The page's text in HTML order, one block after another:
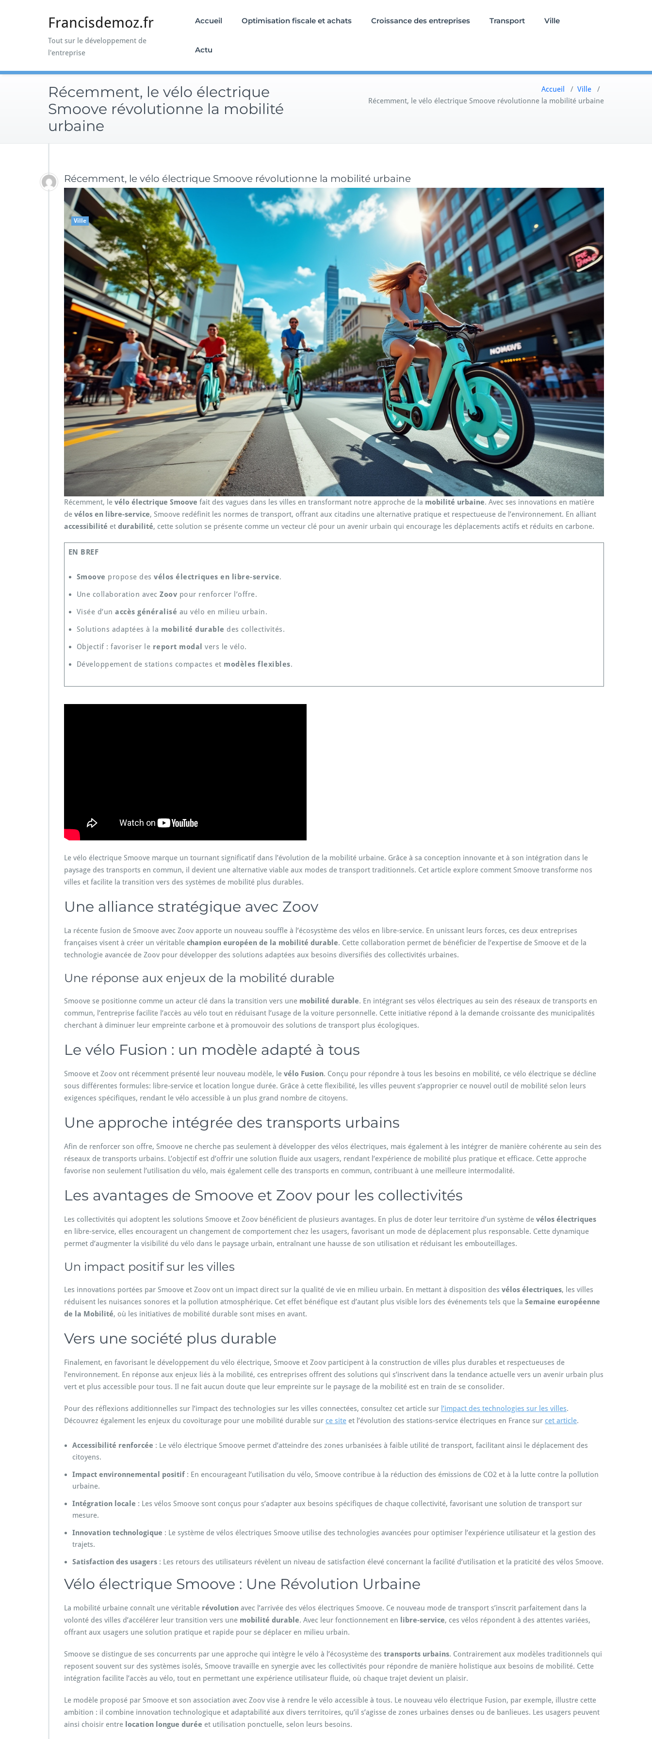
Francisdemoz.fr
Tout sur le développement de
l'entreprise
Accueil Optimisation fiscale et achats Croissance des entreprises Transport Ville
Actu
Récemment, le vélo électrique
Smoove révolutionne la mobilité
urbaine
Accueil / Ville /
Récemment, le vélo électrique Smoove révolutionne la mobilité urbaine
Récemment, le vélo électrique Smoove révolutionne la mobilité urbaine
Ville
Récemment, le vélo électrique Smoove fait des vagues dans les villes en transformant notre approche de la mobilité urbaine. Avec ses innovations en matière
de vélos en libre-service, Smoove redéfinit les normes de transport, offrant aux citadins une alternative pratique et respectueuse de l’environnement. En alliant
accessibilité et durabilité, cette solution se présente comme un vecteur clé pour un avenir urbain qui encourage les déplacements actifs et réduits en carbone.
EN BREF
Smoove propose des vélos électriques en libre-service.
Une collaboration avec Zoov pour renforcer l’offre.
Visée d’un accès généralisé au vélo en milieu urbain.
Solutions adaptées à la mobilité durable des collectivités.
Objectif : favoriser le report modal
vers le vélo.
Développement de stations compactes et modèles flexibles.
Le vélo électrique Smoove marque un tournant significatif dans l’évolution de la mobilité urbaine. Grâce à sa conception innovante et à son intégration dans le
paysage des transports en commun, il devient une alternative viable aux modes de transport traditionnels. Cet article explore comment Smoove transforme nos
villes et facilite la transition vers des systèmes de mobilité plus durables.
Une alliance stratégique avec Zoov
La récente fusion de Smoove avec Zoov apporte un nouveau souffle à l’écosystème des vélos en libre-service. En unissant leurs forces, ces deux entreprises
françaises visent à créer un véritable champion européen de la mobilité durable. Cette collaboration permet de bénéficier de l’expertise de Smoove et de la
technologie avancée de Zoov pour développer des solutions adaptées aux besoins diversifiés des collectivités urbaines.
Une réponse aux enjeux de la mobilité durable
Smoove se positionne comme un acteur clé dans la transition vers une mobilité durable. En intégrant ses vélos électriques au sein des réseaux de transports en
commun, l’entreprise facilite l’accès au vélo tout en réduisant l’usage de la voiture personnelle. Cette initiative répond à la demande croissante des municipalités
cherchant à diminuer leur empreinte carbone et à promouvoir des solutions de transport plus écologiques.
Le vélo Fusion : un modèle adapté à tous
Smoove et Zoov ont récemment présenté leur nouveau modèle, le vélo Fusion. Conçu pour répondre à tous les besoins en mobilité, ce vélo électrique se décline
sous différentes formules: libre-service et location longue durée. Grâce à cette flexibilité, les villes peuvent s’approprier ce nouvel outil de mobilité selon leurs
exigences spécifiques, rendant le vélo accessible à un plus grand nombre de citoyens.
Une approche intégrée des transports urbains
Afin de renforcer son offre, Smoove ne cherche pas seulement à développer des vélos électriques, mais également à les intégrer de manière cohérente au sein des
réseaux de transports urbains. L’objectif est d’offrir une solution fluide aux usagers, rendant l’expérience de mobilité plus pratique et efficace. Cette approche
favorise non seulement l’utilisation du vélo, mais également celle des transports en commun, contribuant à une meilleure intermodalité.
Les avantages de Smoove et Zoov pour les collectivités
Les collectivités qui adoptent les solutions Smoove et Zoov bénéficient de plusieurs avantages. En plus de doter leur territoire d’un système de vélos électriques
en libre-service, elles encouragent un changement de comportement chez les usagers, favorisant un mode de déplacement plus responsable. Cette dynamique
permet d’augmenter la visibilité du vélo dans le paysage urbain, entraînant une hausse de son utilisation et réduisant les embouteillages.
Un impact positif sur les villes
Les innovations portées par Smoove et Zoov ont un impact direct sur la qualité de vie en milieu urbain. En mettant à disposition des vélos électriques, les villes
réduisent les nuisances sonores et la pollution atmosphérique. Cet effet bénéfique est d’autant plus visible lors des événements tels que la Semaine européenne
de la Mobilité, où les initiatives de mobilité durable sont mises en avant.
Vers une société plus durable
Finalement, en favorisant le développement du vélo électrique, Smoove et Zoov participent à la construction de villes plus durables et respectueuses de
l’environnement. En réponse aux enjeux liés à la mobilité, ces entreprises offrent des solutions qui s’inscrivent dans la tendance actuelle vers un avenir urbain plus
vert et plus accessible pour tous. Il ne fait aucun doute que leur empreinte sur le paysage de la mobilité est en train de se consolider.
Pour des réflexions additionnelles sur l’impact des technologies sur les villes connectées, consultez cet article sur l’impact des technologies sur les villes.
Découvrez également les enjeux du covoiturage pour une mobilité durable sur ce site et l’évolution des stations-service électriques en France sur cet article.
Accessibilité renforcée : Le vélo électrique Smoove permet d’atteindre des zones urbanisées à faible utilité de transport, facilitant ainsi le déplacement des
citoyens.
Impact environnemental positif : En encourageant l’utilisation du vélo, Smoove contribue à la réduction des émissions de CO2 et à la lutte contre la pollution
urbaine.
Intégration locale : Les vélos Smoove sont conçus pour s’adapter aux besoins spécifiques de chaque collectivité, favorisant une solution de transport sur
mesure.
Innovation technologique : Le système de vélos électriques Smoove utilise des technologies avancées pour optimiser l’expérience utilisateur et la gestion des
trajets.
Satisfaction des usagers : Les retours des utilisateurs révèlent un niveau de satisfaction élevé concernant la facilité d’utilisation et la praticité des vélos Smoove.
Vélo électrique Smoove : Une Révolution Urbaine
La mobilité urbaine connaît une véritable révolution avec l’arrivée des vélos électriques Smoove. Ce nouveau mode de transport s’inscrit parfaitement dans la
volonté des villes d’accélérer leur transition vers une mobilité durable. Avec leur fonctionnement en libre-service, ces vélos répondent à des attentes variées,
offrant aux usagers une solution pratique et rapide pour se déplacer en milieu urbain.
Smoove se distingue de ses concurrents par une approche qui intègre le vélo à l’écosystème des transports urbains. Contrairement aux modèles traditionnels qui
reposent souvent sur des systèmes isolés, Smoove travaille en synergie avec les collectivités pour répondre de manière holistique aux besoins de mobilité. Cette
intégration facilite l’accès au vélo, tout en permettant une expérience utilisateur fluide, où chaque trajet devient un plaisir.
Le modèle proposé par Smoove et son association avec Zoov vise à rendre le vélo accessible à tous. Le nouveau vélo électrique Fusion, par exemple, illustre cette
ambition : il combine innovation technologique et adaptabilité aux divers territoires, qu’il s’agisse de zones urbaines denses ou de banlieues. Les usagers peuvent
ainsi choisir entre location longue durée et utilisation ponctuelle, selon leurs besoins.